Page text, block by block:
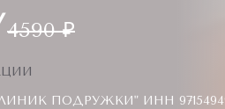
4590 ₽
ПОДРУЖКИ" ИНН